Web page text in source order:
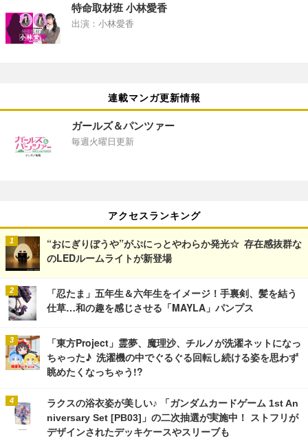
特命取材班 小林愛香
出演：小林愛香
連載マンガ更新情報
ガールズ＆パンツァー
毎週火曜日更新
アクセスランキング
“おにぎりぼうや”がぷにっとやわらか発光☆ 存在感抜群な
のLEDルームライトが新登場
「忍たま」五年生＆六年生をイメージ！手裏剣、髪を結う
仕草…和の趣を感じさせる「MAYLA」パンプス
「東方Project」霊夢、魔理沙、チルノが洗濯ネットになっ
ちゃった♪ 洗濯機の中でぐるぐる回転し続ける姿を思わず
眺めたくなっちゃう!?
ラクスの浴衣姿が美しい♪ 「ガンダムカードゲーム 1st An
niversary Set [PB03]」の二次抽選が実施中！ ストフリが
デザインされたデッキケースやスリーブも